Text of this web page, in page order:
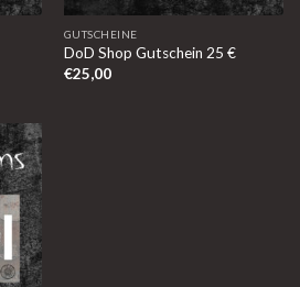
GUTSCHEINE
DoD Shop Gutschein 25 €
€25,00